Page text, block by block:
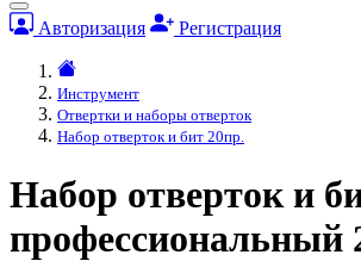
Авторизация Регистрация
Инструмент
Отвертки и наборы отверток
Набор отверток и бит 20пр.
Набор отверток и
профессиональный